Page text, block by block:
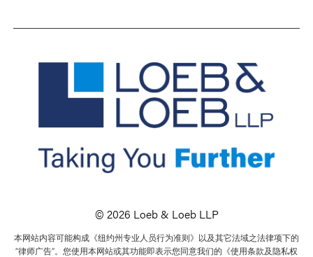
© 2026 Loeb & Loeb LLP
本网站内容可能构成《纽约州专业人员行为准则》以及其它法域之法律项下的
“律师广告”。您使用本网站或其功能即表示您同意我们的《使用条款及隐私权